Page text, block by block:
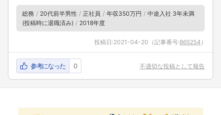
総務 20代前半男性 正社員 年収350万円
中途入社 3年未満
(投稿時に退職済み)
2018年度
投稿日:2021-04-20 （記事番号:865254 ）
参考になった 0 不適切な投稿として報告